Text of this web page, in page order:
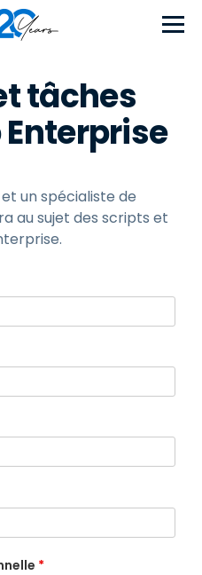
tâches
un spécialiste de
au sujet des scripts et
*